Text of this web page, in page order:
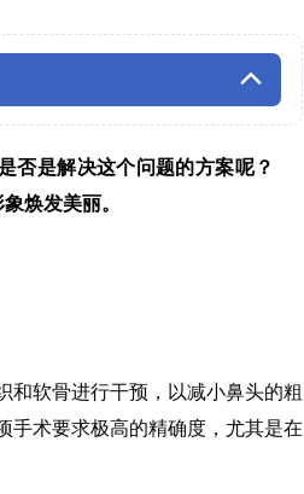
否是解决这个问题的方案呢？
焕发美丽。
和软骨进行干预，以减小鼻头的粗
手术要求极高的精确度，尤其是在